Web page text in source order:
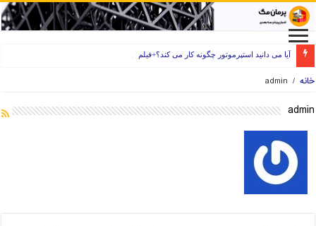
راه های انتخاب فیلامنت خوب برای پرینتر سه بعدی
خانه /
admin
admin